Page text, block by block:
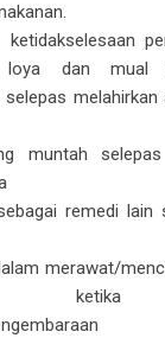
ketidakselesaan
dan mual
selepas
muntah selepas
remedi lain
merawat/